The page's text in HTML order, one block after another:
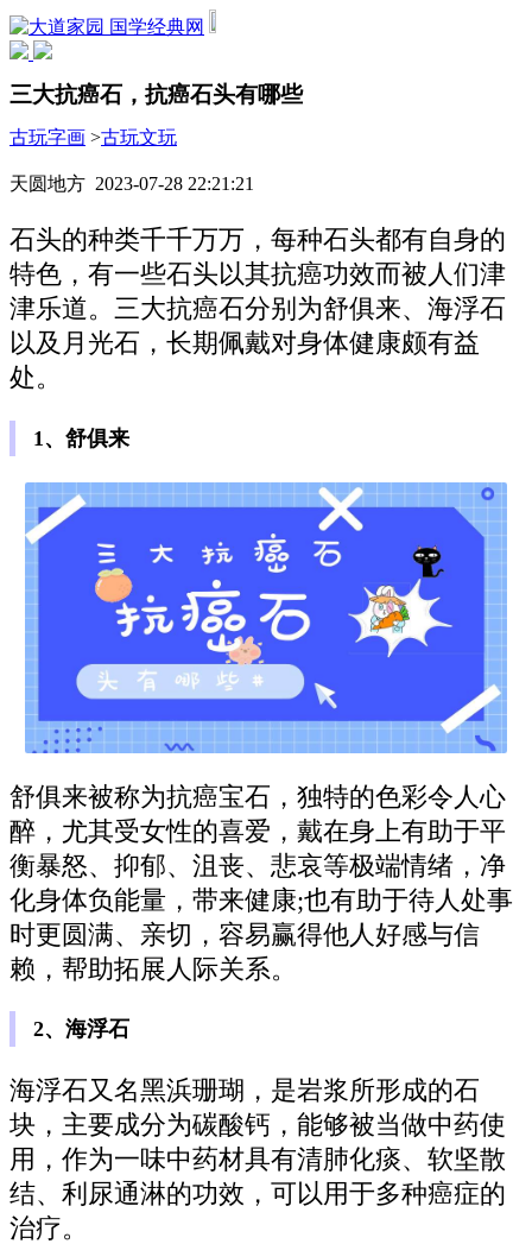
国学经典网
三大抗癌石，抗癌石头有哪些
古玩字画 >古玩文玩
天圆地方 2023-07-28 22:21:21
石头的种类千千万万，每种石头都有自身的
特色，有一些石头以其抗癌功效而被人们津
津乐道。三大抗癌石分别为舒俱来、海浮石
以及月光石，长期佩戴对身体健康颇有益
处。
1、舒俱来
舒俱来被称为抗癌宝石，独特的色彩令人心
醉，尤其受女性的喜爱，戴在身上有助于平
衡暴怒、抑郁、沮丧、悲哀等极端情绪，净
化身体负能量，带来健康;也有助于待人处事
时更圆满、亲切，容易赢得他人好感与信
赖，帮助拓展人际关系。
2、海浮石
海浮石又名黑浜珊瑚，是岩浆所形成的石
块，主要成分为碳酸钙，能够被当做中药使
用，作为一味中药材具有清肺化痰、软坚散
结、利尿通淋的功效，可以用于多种癌症的
治疗。